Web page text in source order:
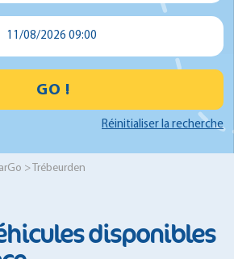
11/08/2026 09:00
GO !
Réinitialiser la recherche
> Trébeurden
disponibles